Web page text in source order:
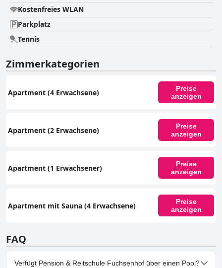
Kostenfreies WLAN
Parkplatz
Tennis
Zimmerkategorien
Apartment (4 Erwachsene)
Preise
anzeigen
Apartment (2 Erwachsene)
Preise
anzeigen
Apartment (1 Erwachsener)
Preise
anzeigen
Apartment mit Sauna (4 Erwachsene)
Preise
anzeigen
FAQ
Verfügt Pension & Reitschule Fuchsenhof über einen Pool?